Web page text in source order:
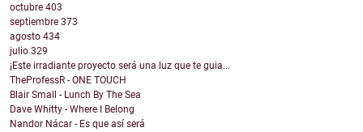
octubre 403
septiembre 373
agosto 434
julio 329
¡Este irradiante proyecto será una luz que te guia...
TheProfessR - ONE TOUCH
Blair Small - Lunch By The Sea
Dave Whitty - Where I Belong
Nandor Nácar - Es que así será